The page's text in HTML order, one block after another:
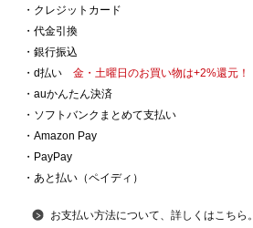
・クレジットカード
・代金引換
・銀行振込
・d払い 金・土曜日のお買い物は+2%還元！
・auかんたん決済
・ソフトバンクまとめて支払い
・Amazon Pay
・PayPay
・あと払い（ペイディ）
お支払い方法について、詳しくはこちら。